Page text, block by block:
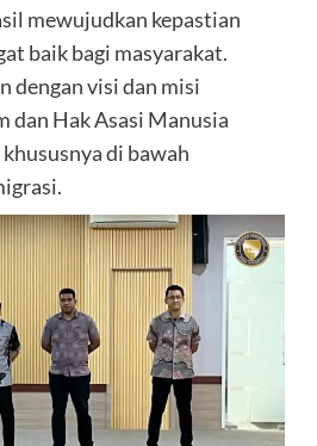
mewujudkan kepastian
baik bagi masyarakat.
dengan visi dan misi
dan Hak Asasi Manusia
di bawah